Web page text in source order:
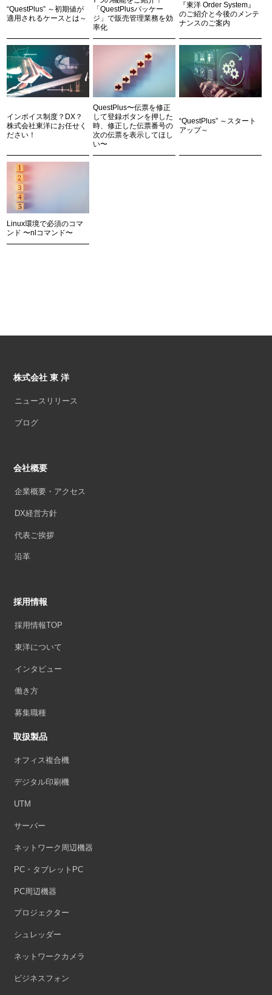
“QuestPlus” ～初期値が
適用されるケースとは～
「QuestPlusパッケー
ジ」で販売管理業務を効
率化
『東洋 Order System』
のご紹介と今後のメンテ
ナンスのご案内
インボイス制度？DX？
株式会社東洋にお任せく
ださい！
QuestPlus〜伝票を修正
して登録ボタンを押した
時、修正した伝票番号の
次の伝票を表示してほし
い〜
“QuestPlus” ～スタート
アップ～
Linux環境で必須のコマ
ンド 〜nlコマンド〜
株式会社 東 洋
ニュースリリース
ブログ
会社概要
企業概要・アクセス
DX経営方針
代表ご挨拶
沿革
採用情報
採用情報TOP
東洋について
インタビュー
働き方
募集職種
取扱製品
オフィス複合機
デジタル印刷機
UTM
サーバー
ネットワーク周辺機器
PC・タブレットPC
PC周辺機器
プロジェクター
シュレッダー
ネットワークカメラ
ビジネスフォン